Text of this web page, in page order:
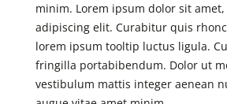
minim. Lorem ipsum dolor sit
adipiscing elit. Curabitur quis
lorem ipsum tooltip luctus ligula.
fringilla portabibendum. Dolor ut
vestibulum mattis integer aenean